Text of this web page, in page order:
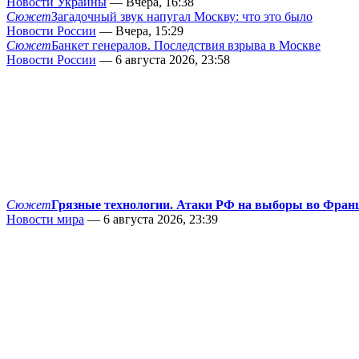
СюжетЗагадочный звук напугал Москву: что это было
Новости России — Вчера, 15:29
СюжетБанкет генералов. Последствия взрыва в Москве
Новости России — 6 августа 2026, 23:58
СюжетГрязные технологии. Атаки РФ на выборы во
Новости мира — 6 августа 2026, 23:39